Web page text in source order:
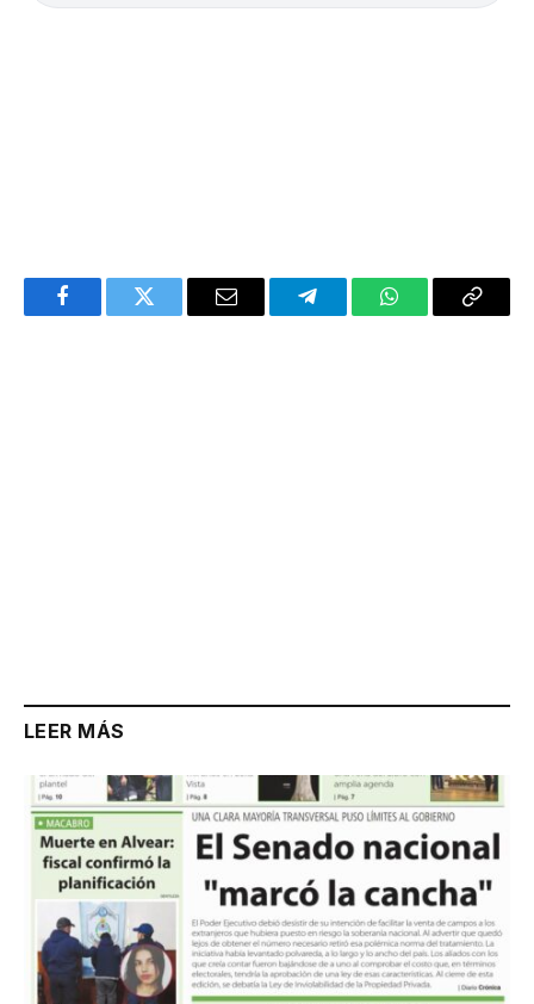
FacebookTwitter Email TelegramWhatsAppCopy
LEER MÁS